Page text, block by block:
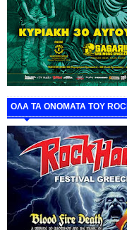
ΟΛΑ ΤΑ ΟΝΟΜΑΤΑ ΤΟΥ